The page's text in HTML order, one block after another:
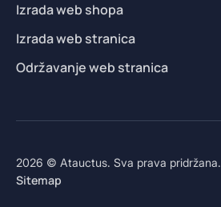
Izrada web shopa
Izrada web stranica
Održavanje web stranica
2026 © Atauctus. Sva prava pridržana.
Sitemap